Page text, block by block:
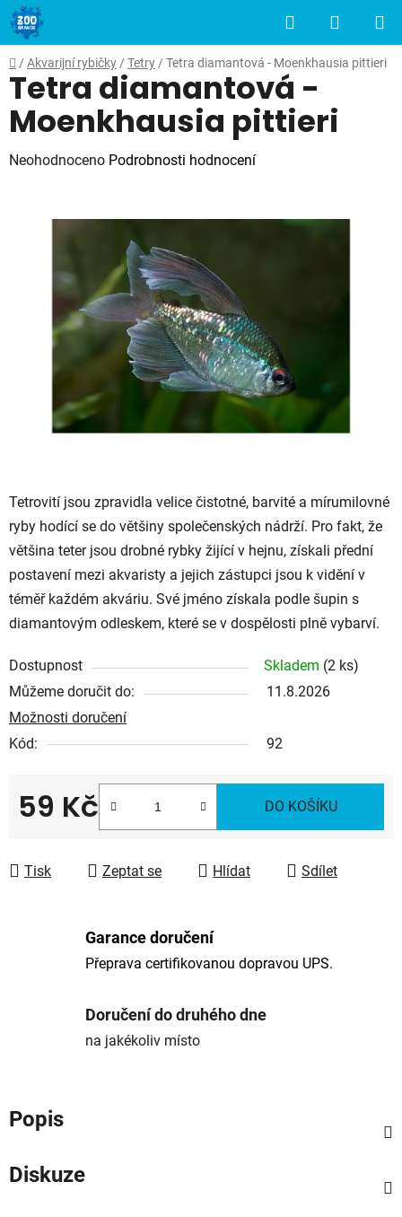
Přejít
na
obsah
Hledat
KOŠÍK
Domů
/ Akvarijní rybičky / Tetry / Tetra diamantová - Moenkhausia pittieri
Tetrovití jsou zpravidla velice čistotné, barvité a mírumilovné
ryby hodící se do většiny společenských nádrží. Pro fakt, že
většina teter jsou drobné rybky žijící v hejnu, získali přední
postavení mezi akvaristy a jejich zástupci jsou k vidění v
téměř každém akváriu. Své jméno získala podle šupin s
diamantovým odleskem, které se v dospělosti plně vybarví.
Dostupnost Skladem (2 ks)
Můžeme doručit do:
11.8.2026
Možnosti doručení
Kód:
92
59 Kč DO KOŠÍKU
Tisk Zeptat se Hlídat Sdílet
Tetra diamantová -
Moenkhausia pittieri
Průměrné
hvězdiček.
Neohodnoceno Podrobnosti hodnocení
Garance doručení
Přeprava certifikovanou dopravou UPS.
Doručení do druhého dne
na jakékoliv místo
Popis
Diskuze